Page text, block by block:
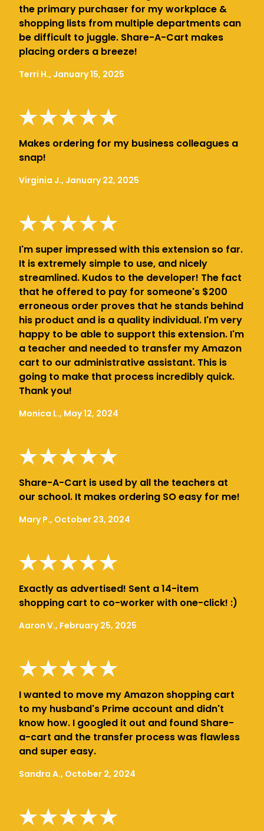
the primary purchaser for my workplace &
shopping lists from multiple departments can
be difficult to juggle. Share-A-Cart makes
placing orders a breeze!
Terri H., January 15, 2025
Makes ordering for my business colleagues a
snap!
Virginia J., January 22, 2025
I'm super impressed with this extension so far.
It is extremely simple to use, and nicely
streamlined. Kudos to the developer! The fact
that he offered to pay for someone's $200
erroneous order proves that he stands behind
his product and is a quality individual. I'm very
happy to be able to support this extension. I'm
a teacher and needed to transfer my Amazon
cart to our administrative assistant. This is
going to make that process incredibly quick.
Thank you!
Monica L., May 12, 2024
Share-A-Cart is used by all the teachers at
our school. It makes ordering SO easy for me!
Mary P., October 23, 2024
Exactly as advertised! Sent a 14-item
shopping cart to co-worker with one-click! :)
Aaron V., February 25, 2025
I wanted to move my Amazon shopping cart
to my husband's Prime account and didn't
know how. I googled it out and found Share-
a-cart and the transfer process was flawless
and super easy.
Sandra A., October 2, 2024